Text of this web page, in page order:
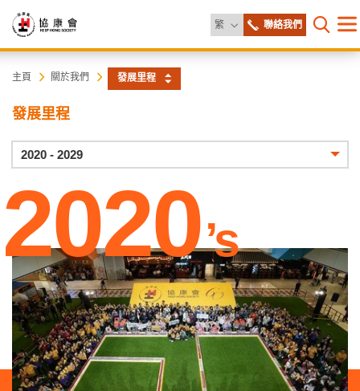
繁 更改語言聯絡我們
打開目
協
康
會
主頁 關於我們 發展里程
發展里程
年
份
2020 - 2029
2020’s